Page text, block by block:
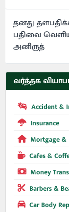
தனது
பதிவை
அனிருத்
வர்த்தக
Accident &
Insurance
Mortgage &
Cafes &
Money
Barbers &
Car Body